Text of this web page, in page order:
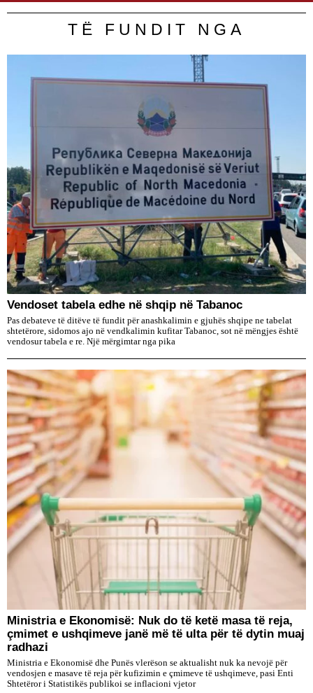
TË FUNDIT NGA
Vendoset tabela edhe në shqip në Tabanoc
Pas debateve të ditëve të fundit për anashkalimin e gjuhës shqipe ne tabelat
shtetërore, sidomos ajo në vendkalimin kufitar Tabanoc, sot në mëngjes është
vendosur tabela e re. Një mërgimtar nga pika
Ministria e Ekonomisë: Nuk do të ketë masa të reja,
çmimet e ushqimeve janë më të ulta për të dytin muaj
radhazi
Ministria e Ekonomisë dhe Punës vlerëson se aktualisht nuk ka nevojë për
vendosjen e masave të reja për kufizimin e çmimeve të ushqimeve, pasi Enti
Shtetëror i Statistikës publikoi se inflacioni vjetor